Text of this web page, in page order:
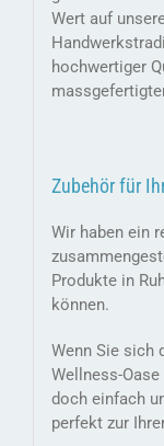
Wert auf
hochwertiger
Zubehör für
Wir haben ein
Produkte in
können.
Wenn Sie sich
Wellness-
doch einfach
perfekt zur